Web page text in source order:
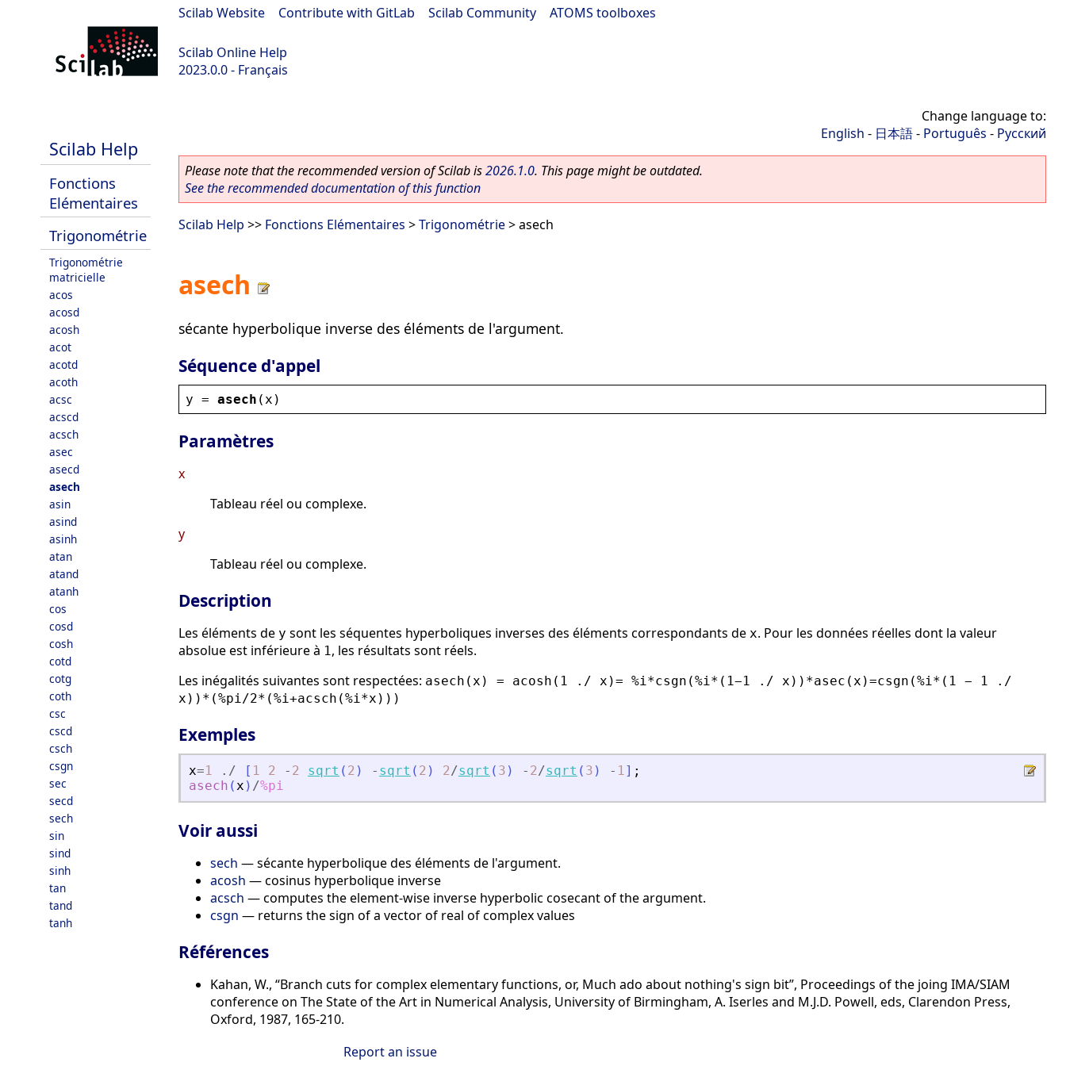
Scilab Website Contribute with GitLab Scilab Community ATOMS toolboxes
Scilab Online Help
2023.0.0 - Français
Scilab Help
Fonctions
Elémentaires
Trigonométrie
Trigonométrie
matricielle
acos
acosd
acosh
acot
acotd
acoth
acsc
acscd
acsch
asec
asecd
asech
asin
asind
asinh
atan
atand
atanh
cos
cosd
cosh
cotd
cotg
coth
csc
cscd
csch
csgn
sec
secd
sech
sin
sind
sinh
tan
tand
tanh
Change language to:
English - 日本語- Português - Русский
Please note that the recommended version of Scilab is2026.1.0. This page might be outdated.
See the recommended documentation of this function
Scilab Help >> Fonctions Elémentaires >Trigonométrie> asech
asech
sécante hyperbolique inverse des éléments de l'argument.
Séquence d'appel
y = asech ( x )
Paramètres
x
Tableau réel ou complexe.
y
Tableau réel ou complexe.
Description
Les éléments de y sont les séquentes hyperboliques inverses des éléments correspondants de x. Pour les données réelles dont la valeur
absolue est inférieure à 1, les résultats sont réels.
Les inégalités suivantes sont respectées: asech(x) = acosh(1 ./ x)= %i*csgn(%i*(1−1 ./ x))*asec(x)=csgn(%i*(1 − 1 ./
x))*(%pi/2*(%i+acsch(%i*x)))
Exemples
x=1 ./ [ 1 2 - 2 sqrt ( 2 ) - sqrt ( 2 ) 2/sqrt ( 3 ) - 2/sqrt ( 3 ) - 1] ;
asech (x ) /%pi
Voir aussi
sech — sécante hyperbolique des éléments de l'argument.
acosh — cosinus hyperbolique inverse
acsch — computes the element-wise inverse hyperbolic cosecant of the argument.
csgn — returns the sign of a vector of real of complex values
Références
Kahan, W., “Branch cuts for complex elementary functions, or, Much ado about nothing's sign bit”, Proceedings of the joing IMA/SIAM
conference on The State of the Art in Numerical Analysis, University of Birmingham, A. Iserles and M.J.D. Powell, eds, Clarendon Press,
Oxford, 1987, 165-210.
Report an issue